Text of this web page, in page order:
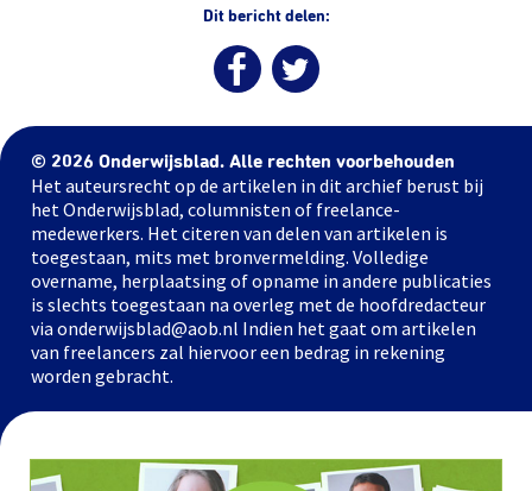
Dit bericht delen:
© 2026 Onderwijsblad. Alle rechten voorbehouden
Het auteursrecht op de artikelen in dit archief berust bij
het Onderwijsblad, columnisten of freelance-
medewerkers. Het citeren van delen van artikelen is
toegestaan, mits met bronvermelding. Volledige
overname, herplaatsing of opname in andere publicaties
is slechts toegestaan na overleg met de hoofdredacteur
via onderwijsblad@aob.nl Indien het gaat om artikelen
van freelancers zal hiervoor een bedrag in rekening
worden gebracht.